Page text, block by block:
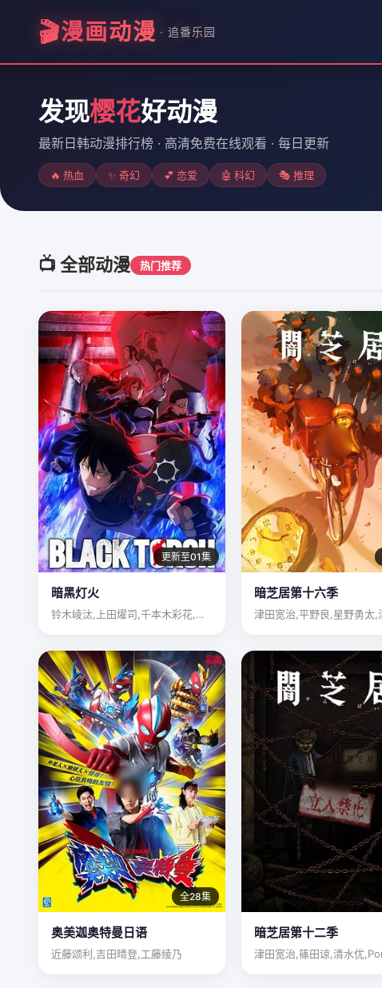
🎬漫画动漫 · 追番乐园
发现樱花好动漫
最新日韩动漫排行榜 · 高清免费在线观看 · 每日更新
🔥 热血 ✨ 奇幻 💕 恋爱 🤖 科幻 🎭 推理
📺 全部动漫 热门推荐
更新至01集
暗黑灯火
铃木崚汰,上田燿司,千本木彩花,榎木淳弥,诹访部顺一,上田丽…
暗芝居第十六季
全28集
奥美迦奥特曼日语
近藤颂利,吉田晴登,工藤绫乃
暗芝居第十二季